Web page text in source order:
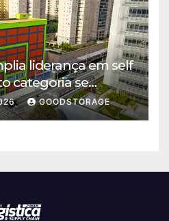
liderança em self
categoria se
PauloGOODSTORAGE